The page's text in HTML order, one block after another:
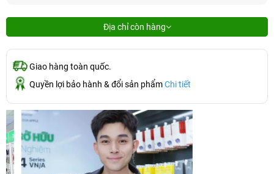
Địa chỉ còn hàng
Giao hàng toàn quốc.
Quyền lợi bảo hành & đổi sản phẩmChi tiết